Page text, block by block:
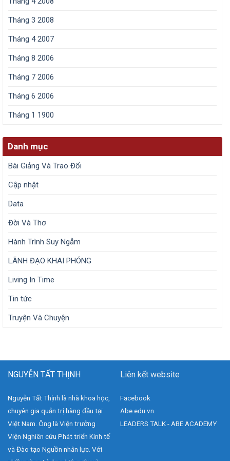
Tháng 3 2008
Tháng 4 2007
Tháng 8 2006
Tháng 7 2006
Tháng 6 2006
Tháng 1 1900
Danh mục
Bài Giảng Và Trao Đổi
Cập nhật
Data
Đời Và Thơ
Hành Trình Suy Ngẫm
LÃNH ĐẠO KHAI PHÓNG
Living In Time
Tin tức
Truyện Và Chuyện
NGUYỄN TẤT THỊNH
Nguyễn Tất Thịnh là nhà khoa học,
chuyên gia quản trị hàng đầu tại
Việt Nam. Ông là Viện trưởng
Viện Nghiên cứu Phát triển Kinh tế
và Đào tạo Nguồn nhân lực. Với
Liên kết website
Facebook
Abe.edu.vn
LEADERS TALK - ABE ACADEMY